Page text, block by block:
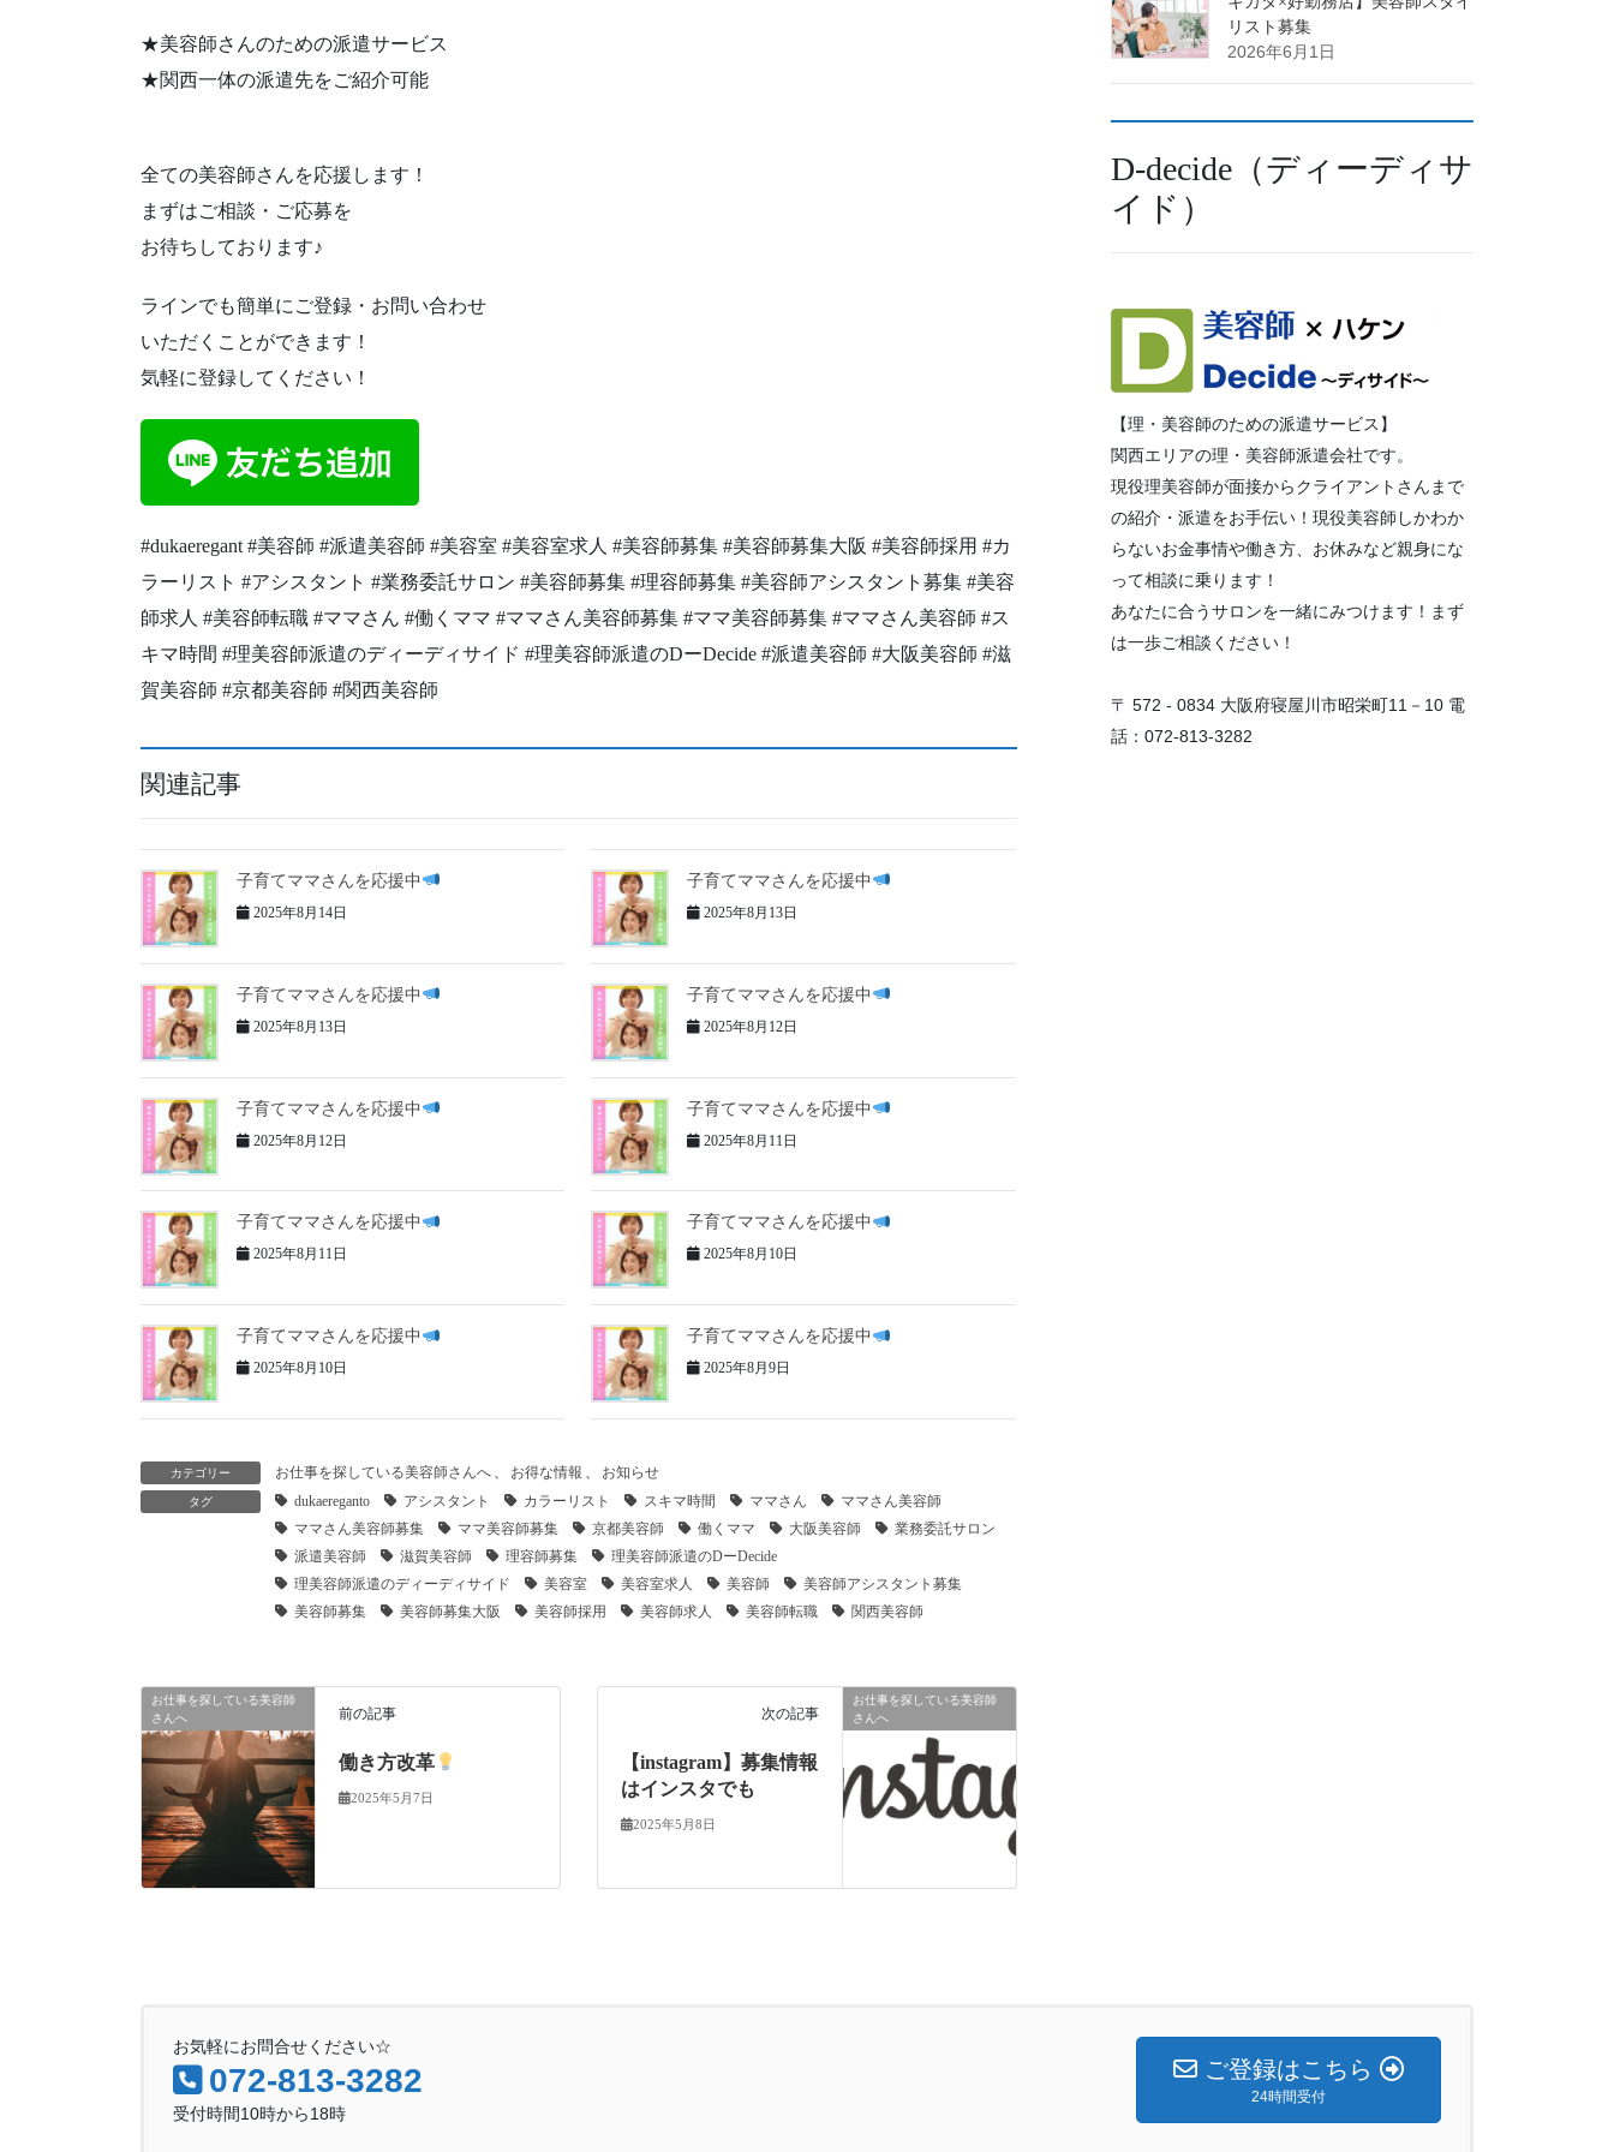
★美容師さんのための派遣サービス
★関西一体の派遣先をご紹介可能
全ての美容師さんを応援します！
まずはご相談・ご応募を
お待ちしております♪
ラインでも簡単にご登録・お問い合わせ
いただくことができます！
気軽に登録してください！
#dukaeregant #美容師 #派遣美容師 #美容室 #美容室求人 #美容師募集 #美容師募集大阪 #美容師採用 #カ
ラーリスト #アシスタント #業務委託サロン #美容師募集 #理容師募集 #美容師アシスタント募集 #美容
師求人 #美容師転職 #ママさん #働くママ #ママさん美容師募集 #ママ美容師募集 #ママさん美容師 #ス
キマ時間 #理美容師派遣のディーディサイド #理美容師派遣のDーDecide #派遣美容師 #大阪美容師 #滋
賀美容師 #京都美容師 #関西美容師
関連記事
子育てママさんを応援中
2025年8月14日
子育てママさんを応援中
2025年8月13日
子育てママさんを応援中
2025年8月13日
子育てママさんを応援中
2025年8月12日
子育てママさんを応援中
2025年8月12日
子育てママさんを応援中
2025年8月11日
子育てママさんを応援中
2025年8月11日
子育てママさんを応援中
2025年8月10日
子育てママさんを応援中
2025年8月10日
子育てママさんを応援中
2025年8月9日
カテゴリー お仕事を探している美容師さんへ 、 お得な情報 、 お知らせ
タグ dukaereganto アシスタント カラーリスト スキマ時間 ママさん
ママさん美容師
ママさん美容師募集
ママ美容師募集 京都美容師 働くママ 大阪美容師
業務委託サロン
派遣美容師
滋賀美容師 理容師募集
理美容師派遣のDーDecide
理美容師派遣のディーディサイド
美容室 美容室求人 美容師
美容師アシスタント募集
美容師募集
美容師募集大阪 美容師採用 美容師求人 美容師転職 関西美容師
お仕事を探している美容師
さんへ
前の記事
働き方改革
2025年5月7日
お仕事を探している美容師
さんへ
次の記事
【instagram】募集情報
はインスタでも
2025年5月8日
リスト募集
2026年6月1日
D-decide（ディーディサ
イド）
【理・美容師のための派遣サービス】
関西エリアの理・美容師派遣会社です。
現役理美容師が面接からクライアントさんまで
の紹介・派遣をお手伝い！現役美容師しかわか
らないお金事情や働き方、お休みなど親身にな
って相談に乗ります！
あなたに合うサロンを一緒にみつけます！まず
は一歩ご相談ください！
〒 572 - 0834 大阪府寝屋川市昭栄町11－10 電
話：072-813-3282
お気軽にお問合せください☆
072-813-3282
受付時間10時から18時
ご登録はこちら
24時間受付